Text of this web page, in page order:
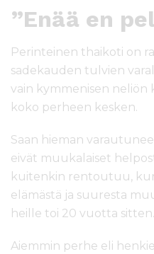
”Enää en
Perinteinen thaikoti on
sadekauden tulvien
vain kymmenisen neliön
koko perheen kesken.
Saan hieman
eivät muukalaiset
kuitenkin rentoutuu,
elämästä ja suuresta
heille toi 20 vuotta sitten.
Aiemmin perhe eli